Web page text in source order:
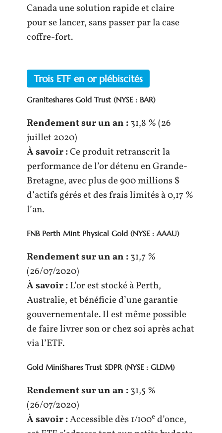
Canada une solution rapide et claire
pour se lancer, sans passer par la case
coffre-fort.
Trois ETF en or plébiscités
Graniteshares Gold Trust (NYSE : BAR)
Rendement sur un an :31,8 % (26
juillet 2020)
À savoir :Ce produit retranscrit la
performance de l’or détenu en Grande-
Bretagne, avec plus de 900 millions $
d’actifs gérés et des frais limités à 0,17 %
l’an.
FNB Perth Mint Physical Gold (NYSE : AAAU)
Rendement sur un an :31,7 %
(26/07/2020)
À savoir :L’or est stocké à Perth,
Australie, et bénéficie d’une garantie
gouvernementale. Il est même possible
de faire livrer son or chez soi après achat
via l’ETF.
Gold MiniShares Trust SDPR(NYSE : GLDM)
Rendement sur un an :31,5 %
(26/07/2020)
À savoir :Accessible dès 1/100e d’once,